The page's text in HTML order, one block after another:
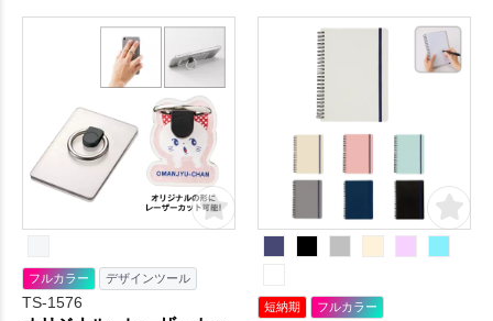
サーモボトルです。お散歩や
通勤時など、少しだけ水分補
給をしたい時にぴったりの大
きさで、使い勝手抜群です。
お客様のご要望やニーズにお
応えし、カラフルにご用意い
たしましたので、ターゲット
の年齢や性別に合わせたり、
推し色で作成することも可能
テムとしておすすめです。ラ
ウンド型以外にもスクエア・
六角型の3種類をご用意いたし
ておりますのでお好みのデザ
インをお選びください。
フルカラー デザインツール
TS-1576 短納期
フルカラー